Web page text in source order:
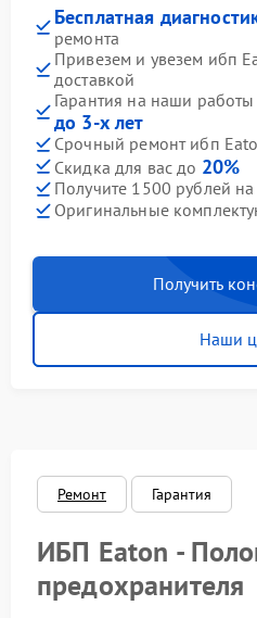
Бесплатная
ремонта
Привезем и увезем ибп
доставкой
Гарантия на наши
до 3-х лет
Срочный ремонт ибп
Скидка для вас до 20%
Получите 1500 рублей
Оригинальные
Получить
Наши
Ремонт Гарантия
ИБП Eaton -
предохранителя